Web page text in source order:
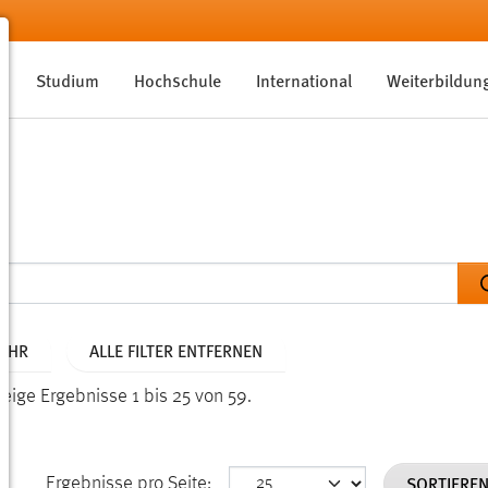
Studium Hochschule International
ALLE FILTER ENTFERNEN
Ergebnisse 1 bis 25 von 59.
Ergebnisse pro Seite: